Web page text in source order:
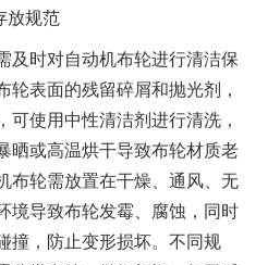
规范
时对自动机布轮进行清洁保
轮表面的残留碎屑和抛光剂，
可使用中性清洁剂进行清洗，
晒或高温烘干导致布轮材质老
布轮需放置在干燥、通风、无
境导致布轮发霉、腐蚀，同时
撞，防止变形损坏。不同规